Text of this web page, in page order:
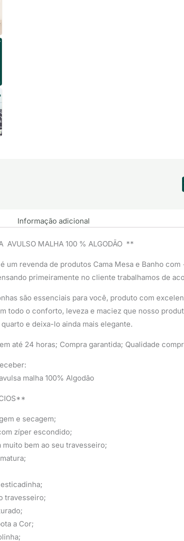
Informação adicional
AVULSO MALHA 100 % ALGODÃO **
um revenda de produtos Cama Mesa e Banho
primeiramente no cliente trabalhamos de
são essenciais para você, produto com
todo o conforto, leveza e maciez que nosso
quarto e deixa-lo ainda mais elegante.
até 24 horas; Compra garantida; Qualidade
malha 100% Algodão
e secagem;
zíper escondido;
muito bem ao seu travesseiro;
travesseiro;
a Cor;